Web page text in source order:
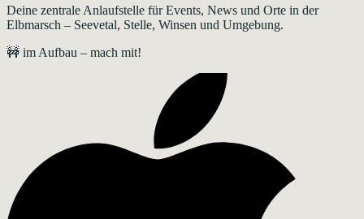
Deine zentrale Anlaufstelle für Events, News und Orte in der
Elbmarsch – Seevetal, Stelle, Winsen und Umgebung.
🚧 im Aufbau – mach mit!